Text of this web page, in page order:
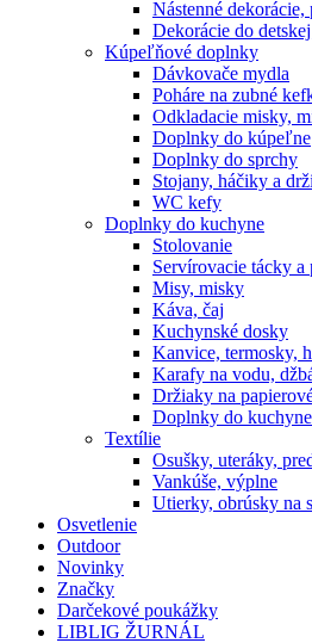
Nástenné dekorácie,
Dekorácie do
Kúpeľňové doplnky
Dávkovače mydla
Poháre na zubné
Odkladacie misky,
Doplnky do kúpeľne
Doplnky do sprchy
Stojany, háčiky a
WC kefy
Doplnky do kuchyne
Stolovanie
Servírovacie tácky a
Misy, misky
Káva, čaj
Kuchynské dosky
Kanvice, termosky,
Karafy na vodu,
Držiaky na
Doplnky do
Textílie
Osušky, uteráky,
Vankúše, výplne
Utierky, obrúsky na
Osvetlenie
Outdoor
Novinky
Značky
Darčekové poukážky
LIBLIG ŽURNÁL